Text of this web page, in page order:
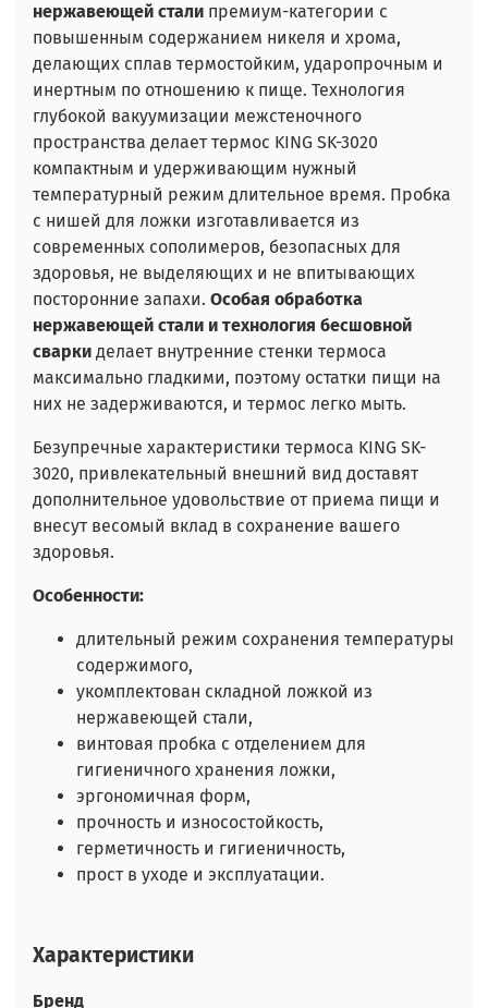
нержавеющей стали премиум-категории с
повышенным содержанием никеля и хрома,
делающих сплав термостойким, ударопрочным и
инертным по отношению к пище. Технология
глубокой вакуумизации межстеночного
пространства делает термос KING SK-3020
компактным и удерживающим нужный
температурный режим длительное время. Пробка
с нишей для ложки изготавливается из
современных сополимеров, безопасных для
здоровья, не выделяющих и не впитывающих
посторонние запахи. Особая обработка
нержавеющей стали и технология бесшовной
сварки делает внутренние стенки термоса
максимально гладкими, поэтому остатки пищи на
них не задерживаются, и термос легко мыть.
Безупречные характеристики термоса KING SK-
3020, привлекательный внешний вид доставят
дополнительное удовольствие от приема пищи и
внесут весомый вклад в сохранение вашего
здоровья.
Особенности:
длительный режим сохранения температуры
содержимого,
укомплектован складной ложкой из
нержавеющей стали,
винтовая пробка с отделением для
гигиеничного хранения ложки,
эргономичная форм,
прочность и износостойкость,
герметичность и гигиеничность,
прост в уходе и эксплуатации.
Характеристики
Бренд